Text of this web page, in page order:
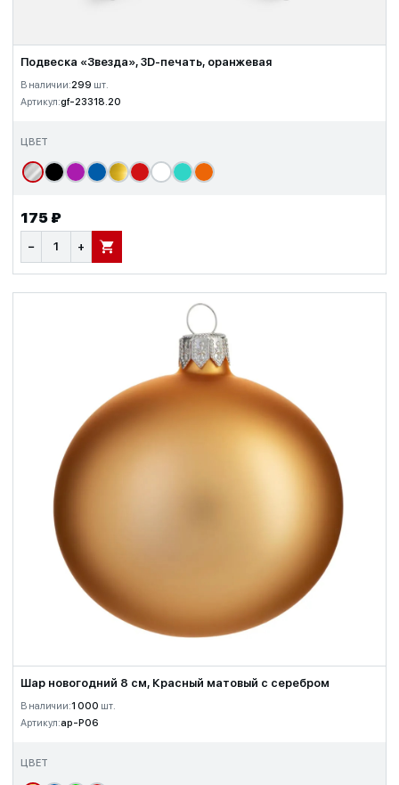
Подвеска «Звезда», 3D-печать, оранжевая
В наличии:299 шт.
Артикул:gf-23318.20
ЦВЕТ
175 ₽
− + В КОРЗИНУ
Шар новогодний 8 см, Красный матовый с серебром
В наличии:1 000 шт.
Артикул:ap-P06
ЦВЕТ